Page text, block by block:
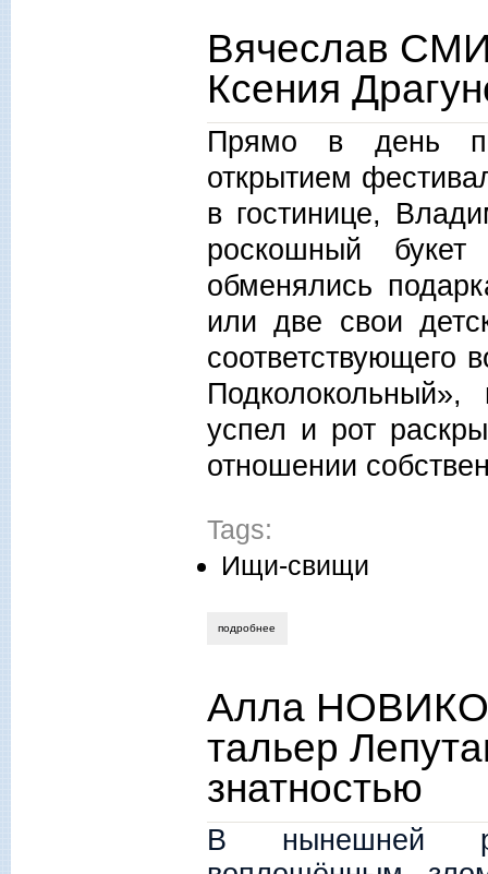
Вячеслав
Ксения
Прямо в день
открытием
в гостинице,
роскошный
обменялись
или две свои
соответствующего
успел и рот
отношении
Tags:
Ищи-свищи
подробнее
Алла
тальер
знатностью
В нынешней